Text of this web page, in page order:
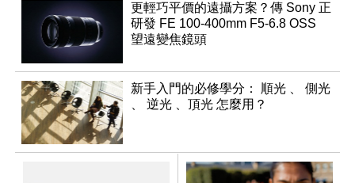
更輕巧平價的遠攝方案？傳 Sony 正
研發 FE 100-400mm F5-6.8 OSS
望遠變焦鏡頭
新手入門的必修學分： 順光 、 側光
、 逆光 、頂光 怎麼用？